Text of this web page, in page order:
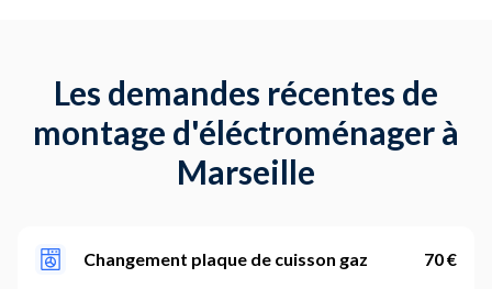
Les demandes récentes de
montage d'éléctroménager à
Marseille
Changement plaque de cuisson gaz 70 €